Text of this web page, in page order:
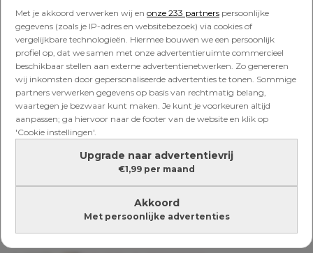
Met je akkoord verwerken wij en onze 233 partners persoonlijke
gegevens (zoals je IP-adres en websitebezoek) via cookies of
vergelijkbare technologieën. Hiermee bouwen we een persoonlijk
profiel op, dat we samen met onze advertentieruimte commercieel
beschikbaar stellen aan externe advertentienetwerken. Zo genereren
wij inkomsten door gepersonaliseerde advertenties te tonen. Sommige
partners verwerken gegevens op basis van rechtmatig belang,
waartegen je bezwaar kunt maken. Je kunt je voorkeuren altijd
aanpassen; ga hiervoor naar de footer van de website en klik op
'Cookie instellingen'.
Upgrade naar advertentievrij
€1,99 per maand
Akkoord
Met persoonlijke advertenties
test déze mascara en is fan
TRIED & TESTED
Bestel nu met ongelofelijke
korting: goodiebox waar jij én je
kind blij van worden
TRIED & TESTED
Zo makkelijk kan het zijn: dit is dé
tip tegen huidveroudering